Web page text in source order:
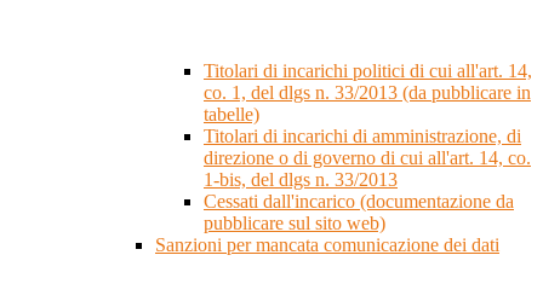
Titolari di incarichi politici di cui all'art. 14,
co. 1, del dlgs n. 33/2013 (da pubblicare in
tabelle)
Titolari di incarichi di amministrazione, di
direzione o di governo di cui all'art. 14, co.
1-bis, del dlgs n. 33/2013
Cessati dall'incarico (documentazione da
pubblicare sul sito web)
Sanzioni per mancata comunicazione dei dati